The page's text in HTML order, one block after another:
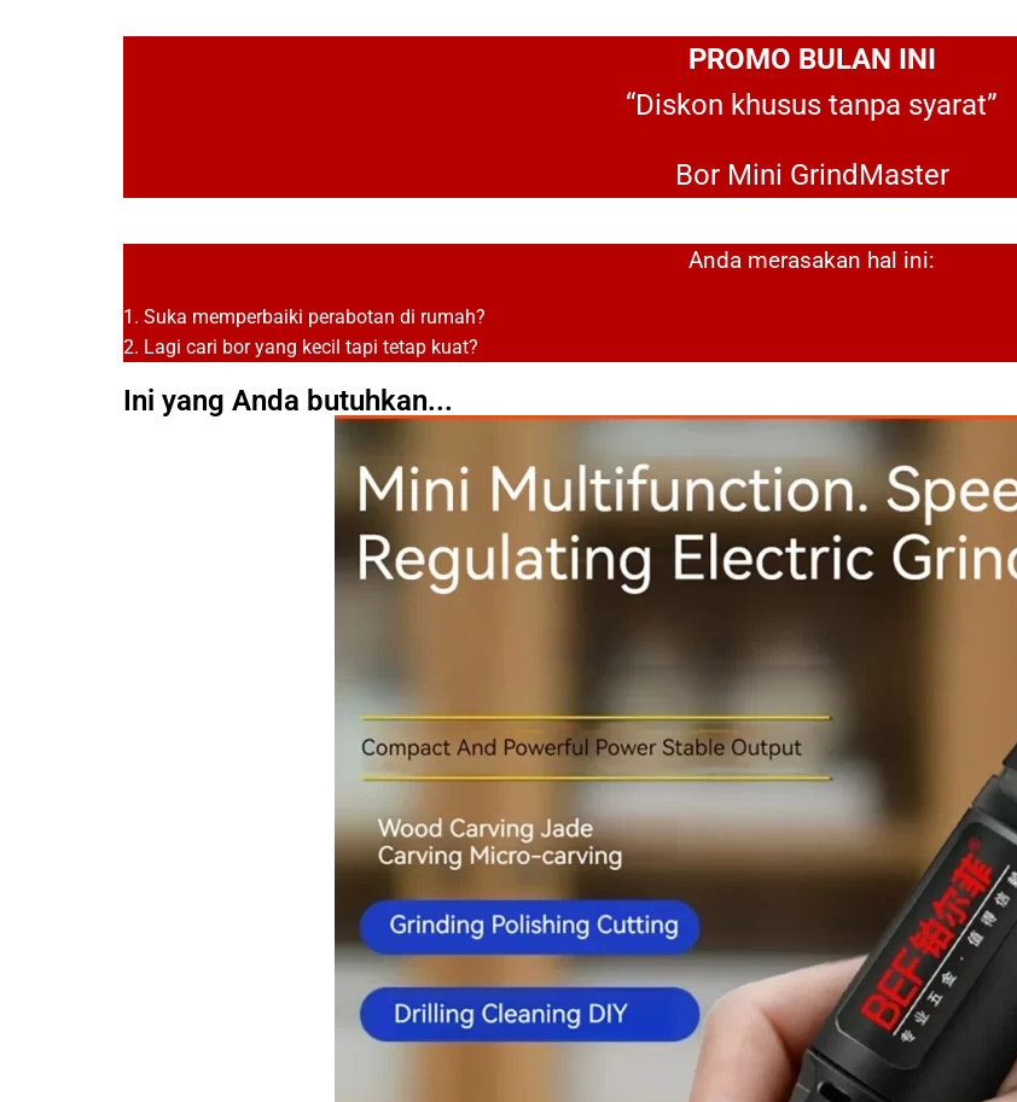
PROMO BULAN INI
“Diskon khusus tanpa syarat”
Bor Mini GrindMaster
Anda merasakan hal ini:
1. Suka memperbaiki perabotan di rumah?
2. Lagi cari bor yang kecil tapi tetap kuat?
Ini yang Anda butuhkan...